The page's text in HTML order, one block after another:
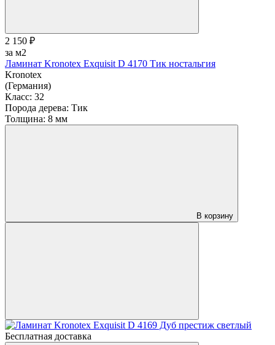
2 150 ₽
за м2
Ламинат Kronotex Exquisit D 4170 Тик ностальгия
Kronotex
(Германия)
Класс: 32
Порода дерева: Тик
Толщина: 8 мм
В корзину
Бесплатная доставка